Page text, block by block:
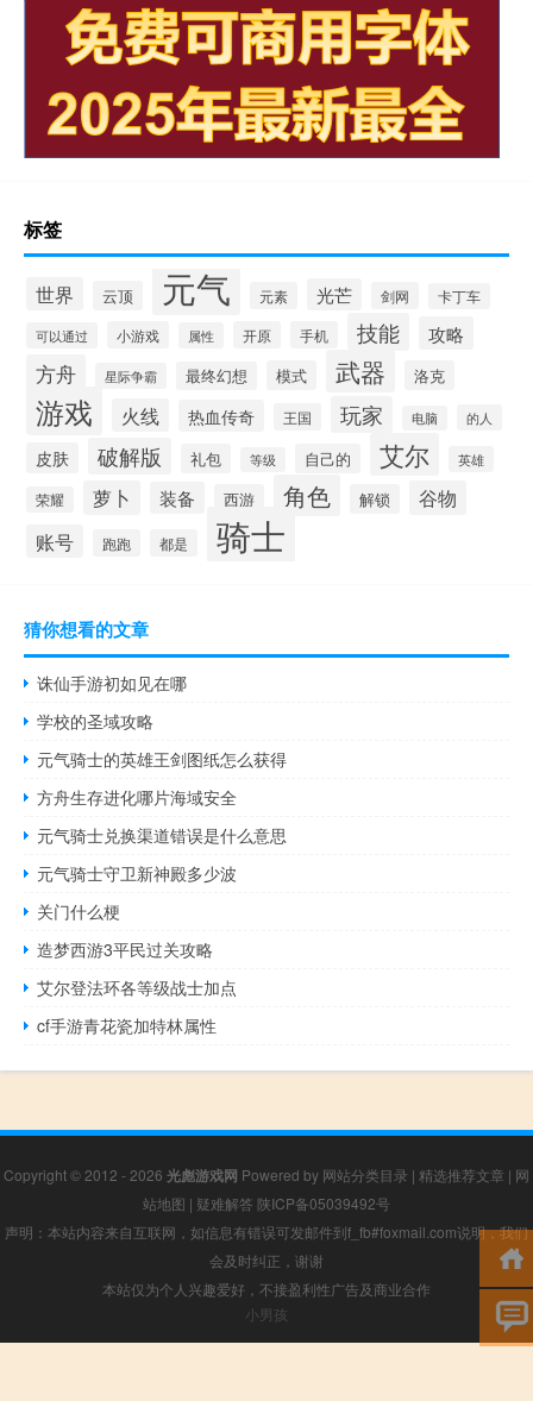
标签
世界 云顶 元气 元素 光芒 剑网 卡丁车
可以通过 小游戏 属性 开原 手机 技能 攻略
方舟 星际争霸 最终幻想 模式 武器 洛克
游戏 火线 热血传奇 王国 玩家 电脑 的人
皮肤 破解版 礼包 等级 自己的 艾尔 英雄
荣耀 萝卜 装备 西游 角色 解锁 谷物
账号 跑跑 都是 骑士
猜你想看的文章
诛仙手游初如见在哪
学校的圣域攻略
元气骑士的英雄王剑图纸怎么获得
方舟生存进化哪片海域安全
元气骑士兑换渠道错误是什么意思
元气骑士守卫新神殿多少波
关门什么梗
造梦西游3平民过关攻略
艾尔登法环各等级战士加点
cf手游青花瓷加特林属性
Copyright © 2012 - 2026 光彪游戏网 Powered by 网站分类目录 | 精选推荐文章 | 网
站地图 | 疑难解答 陕ICP备05039492号
声明：本站内容来自互联网，如信息有错误可发邮件到f_fb#foxmail.com说明，我们
会及时纠正，谢谢
本站仅为个人兴趣爱好，不接盈利性广告及商业合作
小男孩